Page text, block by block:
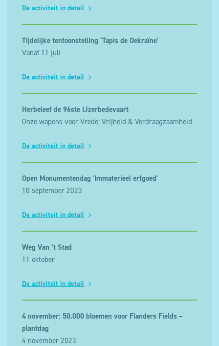
De activiteit in detail
Tijdelijke tentoonstelling ‘Tapis de Oekraïne’
Vanaf 11 juli
De activiteit in detail
Herbeleef de 96ste IJzerbedevaart
Onze wapens voor Vrede: Vrijheid & Verdraagzaamheid
De activiteit in detail
Open Monumentendag 'Immaterieel erfgoed'
10 september 2023
De activiteit in detail
Weg Van ’t Stad
11 oktober
De activiteit in detail
4 november: 50.000 bloemen voor Flanders Fields –
plantdag
4 november 2023